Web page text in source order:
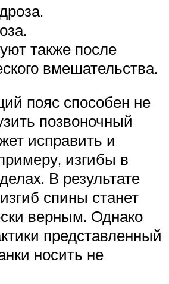
также после
вмешательства.
пояс способен не
позвоночный
исправить и
изгибы в
В результате
спины станет
верным. Однако
представленный
носить не